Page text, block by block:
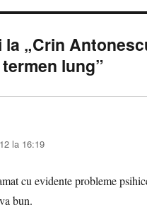
la „Crin
lung”
la 16:19
cu evidente probleme
bun.